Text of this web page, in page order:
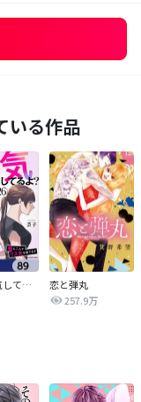
いる作品
パパ、浮気してるよ？娘と二人でクズ夫を捨てます【分冊版】
恋と弾丸
257.9万